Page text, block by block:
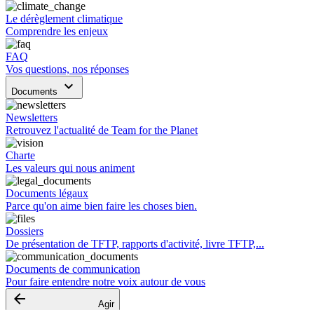
Le dérèglement climatique
Comprendre les enjeux
FAQ
Vos questions, nos réponses
Documents keyboard_arrow_down
Newsletters
Retrouvez l'actualité de Team for the Planet
Charte
Les valeurs qui nous animent
Documents légaux
Parce qu'on aime bien faire les choses bien.
Dossiers
De présentation de TFTP, rapports d'activité, livre TFTP,...
Documents de communication
Pour faire entendre notre voix autour de vous
arrow_backward Agir